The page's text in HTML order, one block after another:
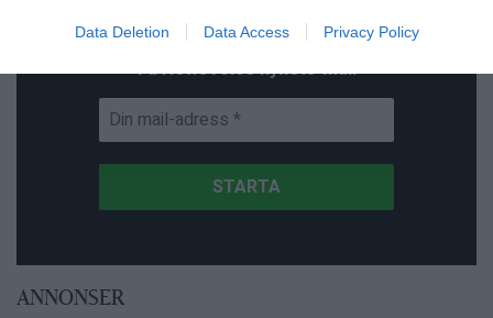
Data Deletion Data Access Privacy Policy
Få NewsVoice nyhets-mail
ANNONSER